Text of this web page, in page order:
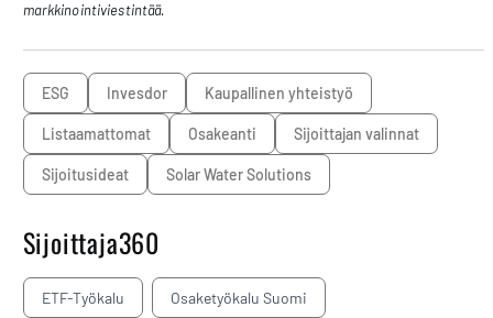
markkinointiviestintää.
ESG Invesdor Kaupallinen yhteistyö
listaamattomat osakeanti sijoittajan valinnat
sijoitusideat Solar Water Solutions
Sijoittaja360
ETF-Työkalu Osaketyökalu Suomi